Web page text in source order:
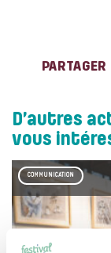
PARTAGER
D’autres
vous
COMMUNICATION